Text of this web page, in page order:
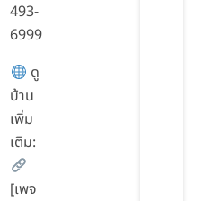
493-
6999
ดู
บ้าน
เพิ่ม
เติม:
[เพจ